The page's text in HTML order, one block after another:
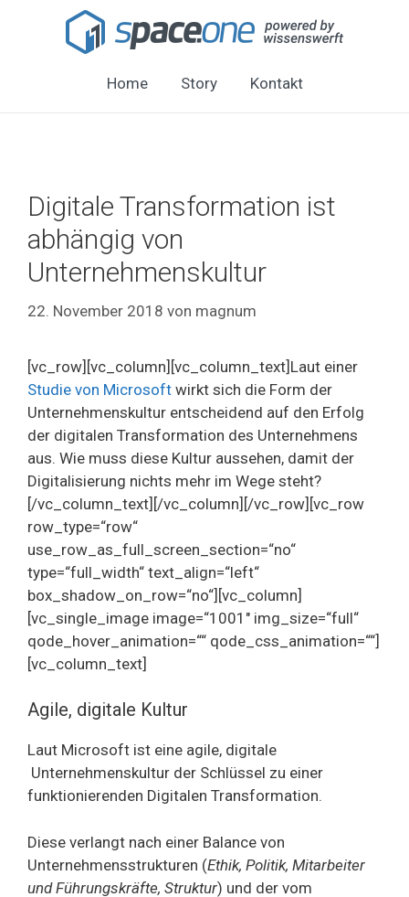
Home Story Kontakt
Digitale Transformation ist
abhängig von
Unternehmenskultur
22. November 2018 von magnum
[vc_row][vc_column][vc_column_text]Laut einer
Studie von Microsoft wirkt sich die Form der
Unternehmenskultur entscheidend auf den Erfolg
der digitalen Transformation des Unternehmens
aus. Wie muss diese Kultur aussehen, damit der
Digitalisierung nichts mehr im Wege steht?
[/vc_column_text][/vc_column][/vc_row][vc_row
row_type=“row“
use_row_as_full_screen_section=“no“
type=“full_width“ text_align=“left“
box_shadow_on_row=“no“][vc_column]
[vc_single_image image=“1001″ img_size=“full“
qode_hover_animation=““ qode_css_animation=““]
[vc_column_text]
Agile, digitale Kultur
Laut Microsoft ist eine agile, digitale
Unternehmenskultur der Schlüssel zu einer
funktionierenden Digitalen Transformation.
Diese verlangt nach einer Balance von
Unternehmensstrukturen (Ethik, Politik, Mitarbeiter
und Führungskräfte, Struktur) und der vom